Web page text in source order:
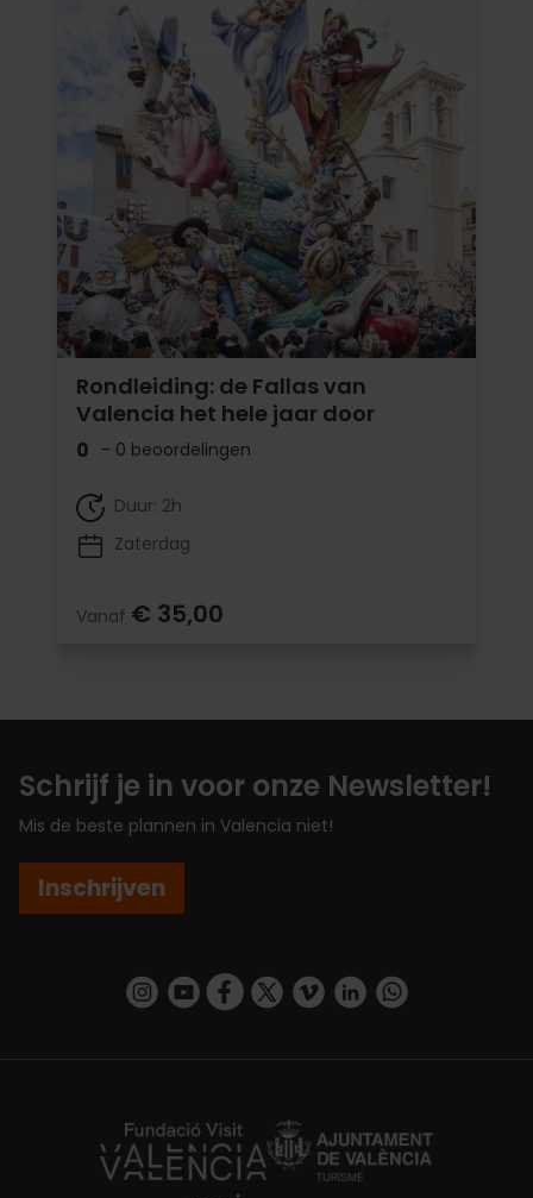
Rondleiding: de Fallas van
Valencia het hele jaar door
0 - 0 beoordelingen
Duur: 2h
Zaterdag
Vanaf € 35,00
Schrijf je in voor onze Newsletter!
Mis de beste plannen in Valencia niet!
Inschrijven
https://www.instagram.com/visit_valencia/
https://www.youtube.com/user/
https://www.facebook.com/
https://twitter.com/
https://vimeo.com/
https://www.linkedin.com/company/turismo-valencia/https://api.whatsapp.com/send/
https://fundacion.visitvalencia.com/